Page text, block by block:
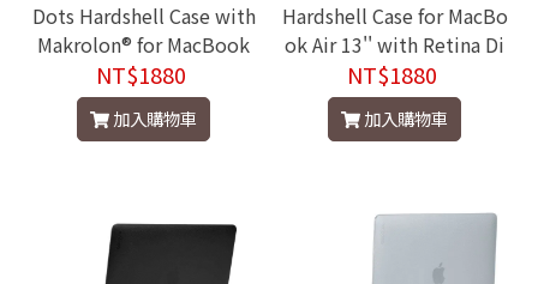
Dots Hardshell Case with
Makrolon® for MacBook
Air 13"(M2-M5, 2022-202
5)
NT$1880
加入購物車
Hardshell Case for MacBo
ok Air 13'' with Retina Di
splay Dots 2020
NT$1880
加入購物車